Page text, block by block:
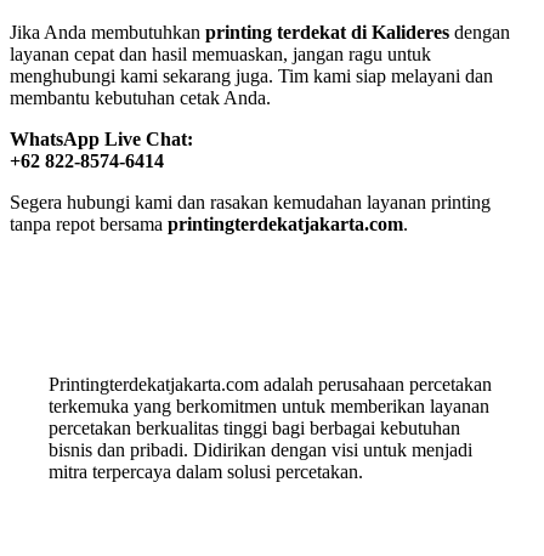
Jika Anda membutuhkan printing terdekat di Kalideres dengan
layanan cepat dan hasil memuaskan, jangan ragu untuk
menghubungi kami sekarang juga. Tim kami siap melayani dan
membantu kebutuhan cetak Anda.
WhatsApp Live Chat:
+62 822-8574-6414
Segera hubungi kami dan rasakan kemudahan layanan printing
tanpa repot bersama printingterdekatjakarta.com.
Printingterdekatjakarta.com adalah perusahaan percetakan
terkemuka yang berkomitmen untuk memberikan layanan
percetakan berkualitas tinggi bagi berbagai kebutuhan
bisnis dan pribadi. Didirikan dengan visi untuk menjadi
mitra terpercaya dalam solusi percetakan.